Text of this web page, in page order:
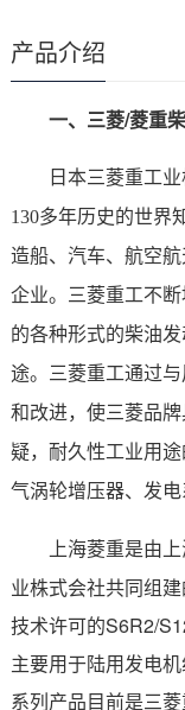
产品介绍
一、三菱/菱重
日本三菱重工
130多年历史的世界
造船、汽车、航空
企业。
三菱重工不
的各种形式的柴油
途。
三菱重工通过
和改进，使三菱品
疑，耐久性工业用
气涡轮增压器、发电
上海菱重是由
业株式会社共同组建
技术许可的S6R2/
主要用于陆用发电
系列产品目前是三